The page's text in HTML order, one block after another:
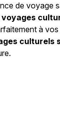
de voyage
à
culturels